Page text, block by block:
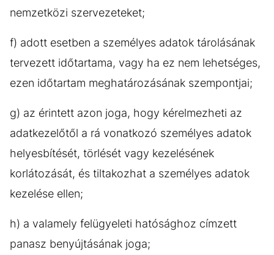
nemzetközi szervezeteket;
f) adott esetben a személyes adatok tárolásának
tervezett időtartama, vagy ha ez nem lehetséges,
ezen időtartam meghatározásának szempontjai;
g) az érintett azon joga, hogy kérelmezheti az
adatkezelőtől a rá vonatkozó személyes adatok
helyesbítését, törlését vagy kezelésének
korlátozását, és tiltakozhat a személyes adatok
kezelése ellen;
h) a valamely felügyeleti hatósághoz címzett
panasz benyújtásának joga;